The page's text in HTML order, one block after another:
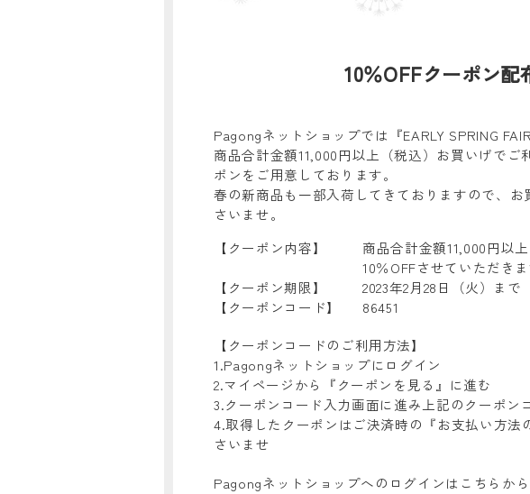
10％OFFクーポン配
Pagongネットショップでは『EARLY SPRING
商品合計金額11,000円以上（税込）お買いげでご
ポンをご用意しております。
春の新商品も一部入荷してきておりますので、
さいませ。
【クーポン内容】
商品合計金額11,000円以
10％OFFさせていただきま
【クーポン期限】
2023年2月28日（火）まで
【クーポンコード】
86451
【クーポンコードのご利用方法】
1.Pagongネットショップにログイン
2.マイページから『クーポンを見る』に進む
3.クーポンコード入力画面に進み上記のクーポン
4.取得したクーポンはご決済時の『お支払い方法
さいませ
Pagongネットショップへのログインはこちらか